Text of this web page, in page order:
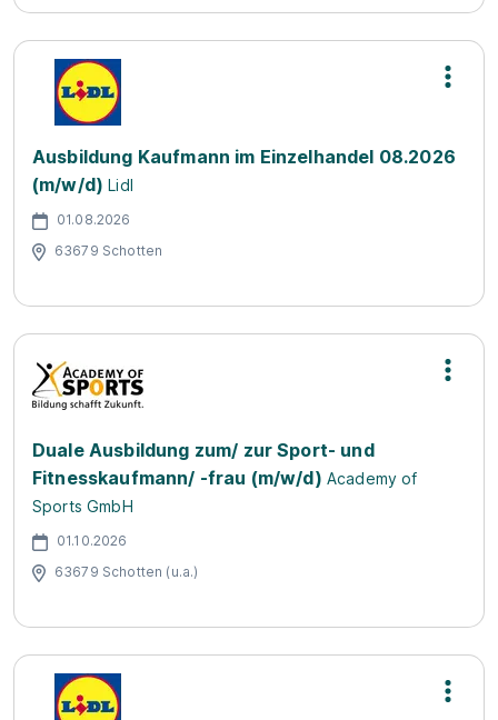
Ausbildung Kaufmann im Einzelhandel 08.2026
(m/w/d) Lidl
01.08.2026
63679 Schotten
Duale Ausbildung zum/ zur Sport- und
Fitnesskaufmann/ -frau (m/w/d) Academy of
Sports GmbH
01.10.2026
63679 Schotten (u.a.)